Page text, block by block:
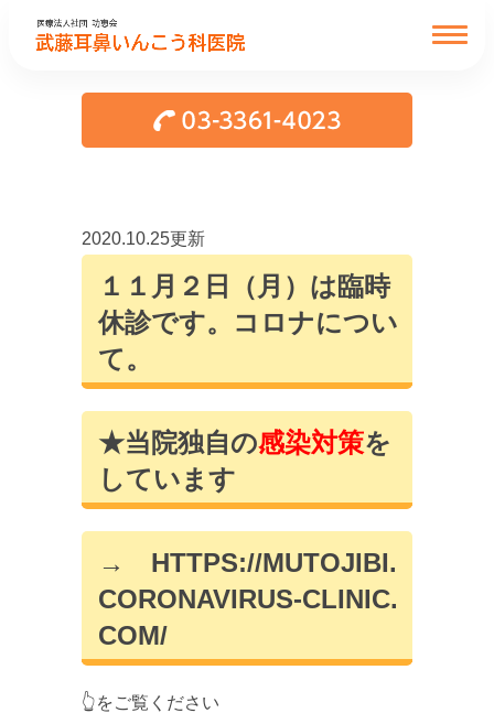
2020.10.25更新
１１月２日（月）は臨時
休診です。コロナについ
て。
★当院独自の感染対策を
しています
→ HTTPS://MUTOJIBI.
CORONAVIRUS-CLINIC.
COM/
👆をご覧ください